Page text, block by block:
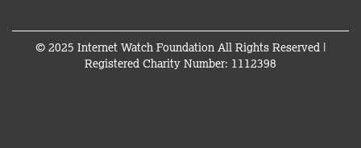
© 2025 Internet Watch Foundation All Rights Reserved |
Registered Charity Number: 1112398